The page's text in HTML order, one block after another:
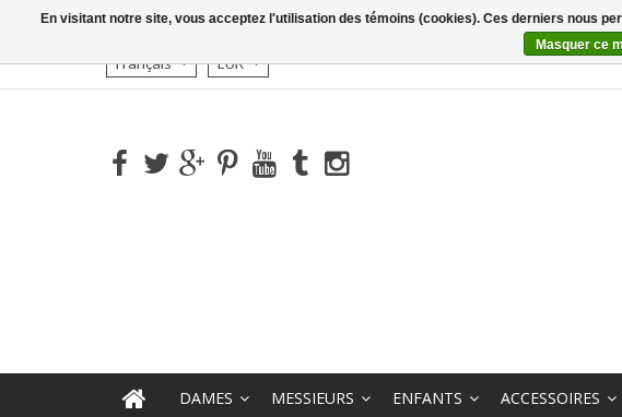
Français EUR
DAMES MESSIEURS ENFANTS ACCESSOIRES
En visitant notre site, vous acceptez l'utilisation des témoins (cookies). Ces derniers nous
Masquer ce